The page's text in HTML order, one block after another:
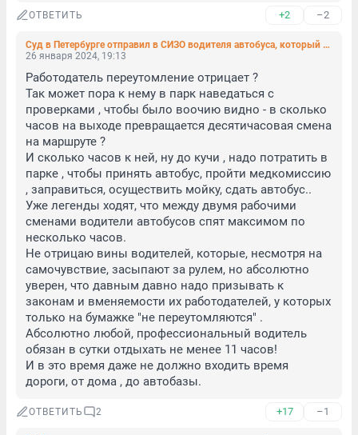
ОТВЕТИТЬ +2 –2
Суд в Петербурге отправил в СИЗО водителя автобуса, который сбил пятерых на тротуаре
26 января 2024, 19:13
Работодатель переутомление отрицает ?
Так может пора к нему в парк наведаться с
проверками , чтобы было воочию видно - в сколько
часов на выходе превращается десятичасовая смена
на маршруте ?
И сколько часов к ней, ну до кучи , надо потратить в
парке , чтобы принять автобус, пройти медкомиссию
, заправиться, осуществить мойку, сдать автобус..
Уже легенды ходят, что между двумя рабочими
сменами водители автобусов спят максимом по
несколько часов.
Не отрицаю вины водителей, которые, несмотря на
самочувствие, засыпают за рулем, но абсолютно
уверен, что давным давно надо призывать к
законам и вменяемости их работодателей, у которых
только на бумажке "не переутомляются" .
Абсолютно любой, профессиональный водитель
обязан в сутки отдыхать не менее 11 часов!
И в это время даже не должно входить время
дороги, от дома , до автобазы.
ОТВЕТИТЬ 2 +17 –1